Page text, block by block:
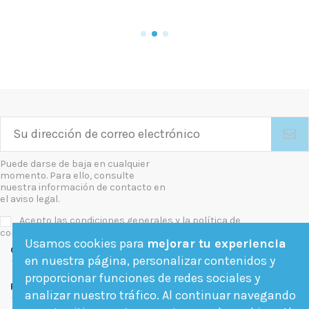
Puede darse de baja en cualquier
momento. Para ello, consulte
nuestra información de contacto en
el aviso legal.
Acepto las condiciones generales y la política de
confidencialidad
Contact us
Follow us
Usamos cookies para mejorar tu experiencia
en nuestra página, personalizar contenidos y
proporcionar funciones de redes sociales y
analizar nuestro tráfico. Al continuar navegando